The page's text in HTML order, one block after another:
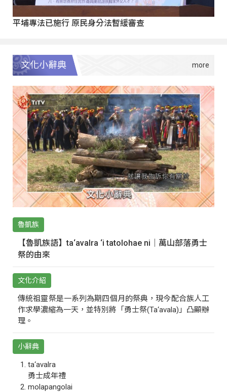
平埔專法已施行 原民身分法暫緩審查
文化小辭典
魯凱族
【魯凱族語】ta‘avalra ‘i tatolohae ni｜萬山部落勇士
祭的由來
文化介紹
傳統祖靈祭是一系列為期四個月的祭典，現今配合族人工
作求學濃縮為一天，並特別將「勇士祭(Ta‘avala)」凸顯辦
理。
小辭典
ta‘avalra
勇士成年禮
molapangolai